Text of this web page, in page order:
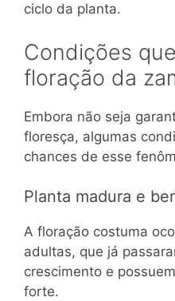
ciclo da planta.
Condições
floração da
Embora não seja
floresça, algumas
chances de esse
Planta madura e
A floração costuma
adultas, que já
crescimento e
forte.